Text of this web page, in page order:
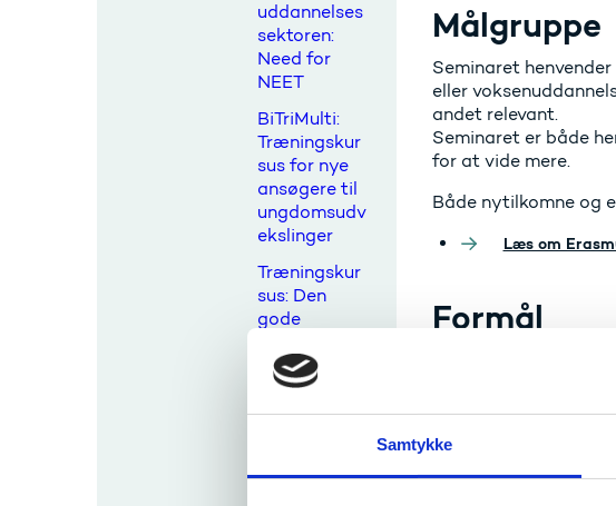
Samtykke
uddannelses
sektoren:
Need for
NEET
BiTriMulti:
Træningskur
sus for nye
ansøgere til
ungdomsudv
ekslinger
Træningskur
sus: Den
gode
en Erasmus+
ungdomsudv
eksling
nar om
Målgruppe
Seminaret
eller
andet relevant.
Seminaret er både
for at vide mere.
Både nytilkomne og
Læs om
Formål
Seminaret har til